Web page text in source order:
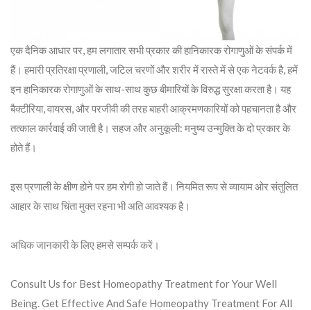
एक दैनिक आधार पर, हम लगातार सभी प्रकार की हानिकारक रोगाणुओं के संपर्क में
हैं। हमारी प्रतिरक्षा प्रणाली, जटिल चरणों और शरीर में रास्ते में से एक नेटवर्क है, हमें
इन हानिकारक रोगाणुओं के साथ-साथ कुछ बीमारियों के विरुद्ध सुरक्षा करता है। यह
बैक्टीरिया, वायरस, और परजीवी की तरह बाहरी आक्रमणकारियों को पहचानता है और
तत्काल कार्रवाई की जाती है। सहज और अनुकूली: मनुष्य उन्मुक्ति के दो प्रकार के
होते हैं।
इस प्रणाली के क्षीण होने पर हम रोगी हो जाते हैं। नियमित रूप से व्यायाम ओर संतुलित
आहार के साथ चिंता मुक्त रहना भी अति आवश्यक है।
अधिक जानकारी के लिए हमसे सम्पर्क करें।
Consult Us for Best Homeopathy Treatment for Your Well
Being. Get Effective And Safe Homeopathy Treatment For All